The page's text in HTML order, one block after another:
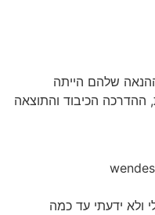
שלהם הייתה
ההדרכה הכיבוד והתוצאה
ולא ידעתי עד כמה